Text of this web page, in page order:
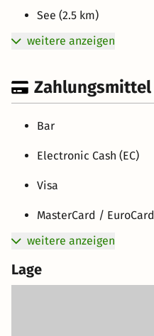
See (2.5 km)
weitere anzeigen
Zahlungsmittel
Bar
Electronic Cash (EC)
Visa
MasterCard / EuroCard
weitere anzeigen
Lage